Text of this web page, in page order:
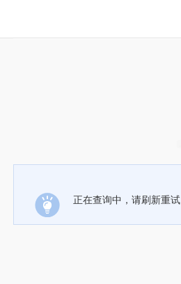
正在查询中，请刷新重试